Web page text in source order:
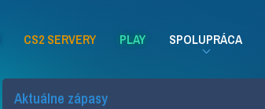
CS2 SERVERY PLAY SPOLUPRÁCA
Aktuálne zápasy